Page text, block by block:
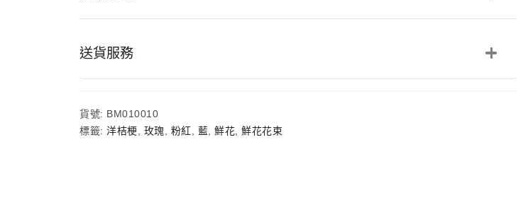
洋
花
數
量
送貨服務
貨號: BM010010
標籤: 洋桔梗 玫瑰 粉紅 藍 鮮花 鮮花花束